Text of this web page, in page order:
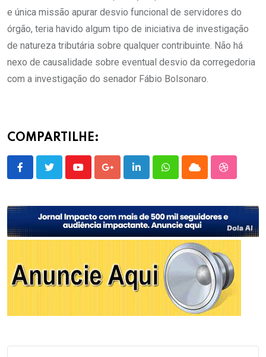
e única missão apurar desvio funcional de servidores do
órgão, teria havido algum tipo de iniciativa de investigação
de natureza tributária sobre qualquer contribuinte. Não há
nexo de causalidade sobre eventual desvio da corregedoria
com a investigação do senador Fábio Bolsonaro.
COMPARTILHE:
YoutubeGoogle+LinkedInWhatsappCloud